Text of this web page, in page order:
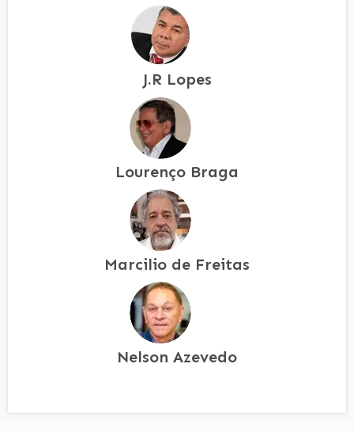
J.R Lopes
Lourenço Braga
Marcilio de Freitas
Nelson Azevedo